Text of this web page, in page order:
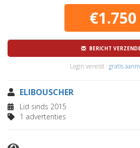
€1.750
BERICHT
Login vereist · gratis
ELIBOUSCHER
Lid sinds 2015
1 advertenties